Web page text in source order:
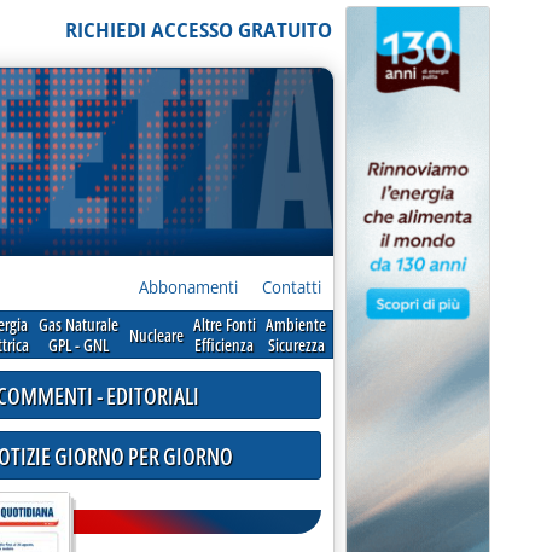
RICHIEDI ACCESSO GRATUITO
Abbonamenti Contatti
Gas Naturale
GPL - GNL
Nucleare Altre Fonti
Efficienza
Ambiente
Sicurezza
- EDITORIALI
GIORNO PER GIORNO